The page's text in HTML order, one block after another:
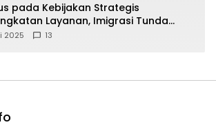
pada Kebijakan Strategis
Layanan, Imigrasi Tunda
Desain Merah Putih
2025 13